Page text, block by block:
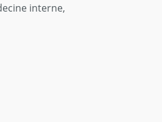
interne,